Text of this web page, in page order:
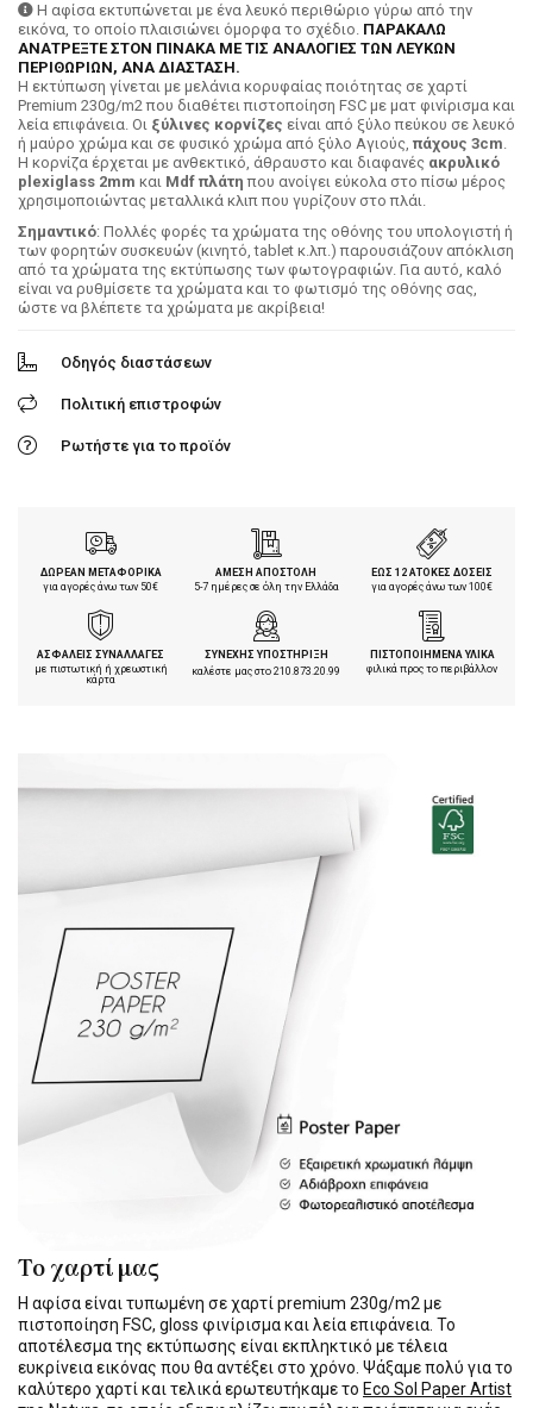
Η αφίσα εκτυπώνεται με ένα λευκό περιθώριο γύρω από την
εικόνα, το οποίο πλαισιώνει όμορφα το σχέδιο. ΠΑΡΑΚΑΛΩ
ΑΝΑΤΡΕΞΤΕ ΣΤΟΝ ΠΙΝΑΚΑ ΜΕ ΤΙΣ ΑΝΑΛΟΓΙΕΣ ΤΩΝ ΛΕΥΚΩΝ
ΠΕΡΙΘΩΡΙΩΝ, ΑΝΑ ΔΙΑΣΤΑΣΗ.
H εκτύπωση γίνεται με μελάνια κορυφαίας ποιότητας σε χαρτί
Premium 230g/m2 που διαθέτει πιστοποίηση FSC με ματ φινίρισμα και
λεία επιφάνεια. Οι ξύλινες κορνίζες είναι από ξύλο πεύκου σε λευκό
ή μαύρο χρώμα και σε φυσικό χρώμα από ξύλο Αγιούς, πάχους 3cm.
Η κορνίζα έρχεται με ανθεκτικό, άθραυστο και διαφανές ακρυλικό
plexiglass 2mm και Mdf πλάτη που ανοίγει εύκολα στο πίσω μέρος
χρησιμοποιώντας μεταλλικά κλιπ που γυρίζουν στο πλάι.
Σημαντικό: Πολλές φορές τα χρώματα της οθόνης του υπολογιστή ή
των φορητών συσκευών (κινητό, tablet κ.λπ.) παρουσιάζουν απόκλιση
από τα χρώματα της εκτύπωσης των φωτογραφιών. Για αυτό, καλό
είναι να ρυθμίσετε τα χρώματα και το φωτισμό της οθόνης σας,
ώστε να βλέπετε τα χρώματα με ακρίβεια!
Οδηγός διαστάσεων
Πολιτική επιστροφών
Ρωτήστε για το προϊόν
ΔΩΡΕΑΝ ΜΕΤΑΦΟΡΙΚΑ
για αγορές άνω των 50€
ΑΜΕΣΗ ΑΠΟΣΤΟΛΗ
5-7 ημέρες σε όλη την Ελλάδα
ΕΩΣ 12 ΑΤΟΚΕΣ ΔΟΣΕΙΣ
για αγορές άνω των 100€
ΑΣΦΑΛΕΙΣ ΣΥΝΑΛΛΑΓΕΣ
με πιστωτική ή χρεωστική
κάρτα
ΣΥΝΕΧΗΣ ΥΠΟΣΤΗΡΙΞΗ
καλέστε μας στο210.873.20.99
ΠΙΣΤΟΠΟΙΗΜΕΝΑ ΥΛΙΚΑ
φιλικά προς το περιβάλλον
Το χαρτί μας
Η αφίσα είναι τυπωμένη σε χαρτί premium 230g/m2 με
πιστοποίηση FSC, gloss φινίρισμα και λεία επιφάνεια. Το
αποτέλεσμα της εκτύπωσης είναι εκπληκτικό με τέλεια
ευκρίνεια εικόνας που θα αντέξει στο χρόνο. Ψάξαμε πολύ για το
καλύτερο χαρτί και τελικά ερωτευτήκαμε το Eco Sol Paper Artist